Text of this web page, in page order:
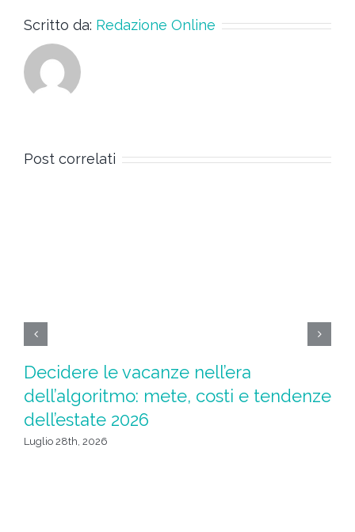
Scritto da: Redazione Online
Post correlati
Decidere le vacanze nell’era
dell’algoritmo: mete, costi e tendenze
dell’estate 2026
Luglio 28th, 2026